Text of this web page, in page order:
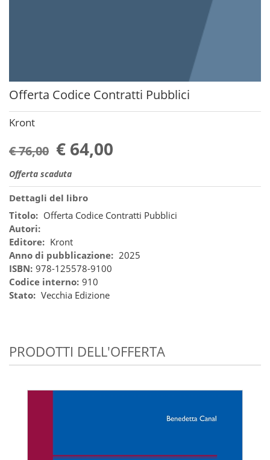
Offerta Codice Contratti Pubblici
Kront
€ 76,00 € 64,00
Offerta scaduta
Dettagli del libro
Titolo: Offerta Codice Contratti Pubblici
Autori:
Editore: Kront
Anno di pubblicazione: 2025
ISBN: 978-125578-9100
Codice interno: 910
Stato: Vecchia Edizione
PRODOTTI DELL'OFFERTA